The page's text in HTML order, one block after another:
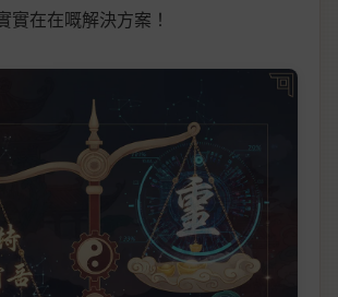
實在在嘅解決方案！